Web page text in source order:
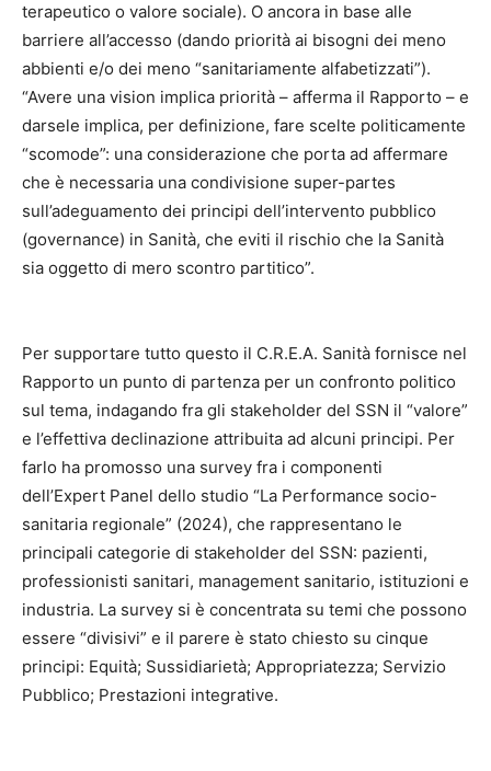
terapeutico o valore sociale). O ancora in base alle
barriere all’accesso (dando priorità ai bisogni dei meno
abbienti e/o dei meno “sanitariamente alfabetizzati”).
“Avere una vision implica priorità – afferma il Rapporto – e
darsele implica, per definizione, fare scelte politicamente
“scomode”: una considerazione che porta ad affermare
che è necessaria una condivisione super-partes
sull’adeguamento dei principi dell’intervento pubblico
(governance) in Sanità, che eviti il rischio che la Sanità
sia oggetto di mero scontro partitico”.
Per supportare tutto questo il C.R.E.A. Sanità fornisce nel
Rapporto un punto di partenza per un confronto politico
sul tema, indagando fra gli stakeholder del SSN il “valore”
e l’effettiva declinazione attribuita ad alcuni principi. Per
farlo ha promosso una survey fra i componenti
dell’Expert Panel dello studio “La Performance socio-
sanitaria regionale” (2024), che rappresentano le
principali categorie di stakeholder del SSN: pazienti,
professionisti sanitari, management sanitario, istituzioni e
industria. La survey si è concentrata su temi che possono
essere “divisivi” e il parere è stato chiesto su cinque
principi: Equità; Sussidiarietà; Appropriatezza; Servizio
Pubblico; Prestazioni integrative.